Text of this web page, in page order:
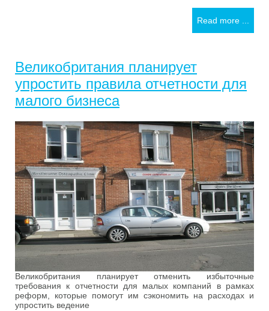
Read more ...
Великобритания планирует
упростить правила отчетности для
малого бизнеса
Великобритания планирует отменить избыточные
требования к отчетности для малых компаний в рамках
реформ, которые помогут им сэкономить на расходах и
упростить ведение